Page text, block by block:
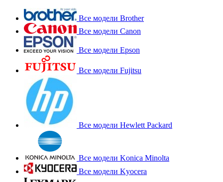
Все модели Brother
Все модели Canon
Все модели Epson
Все модели Fujitsu
Все модели Hewlett Packard
Все модели Konica Minolta
Все модели Kyocera